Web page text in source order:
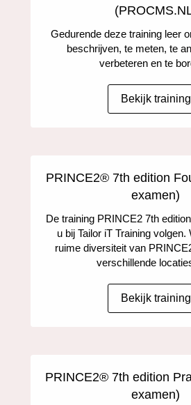
Gedurende deze training leer
beschrijven, te meten, te
verbeteren en te
Bekijk training
PRINCE2® 7th edition
examen)
De training PRINCE2 7th
u bij Tailor iT Training volgen.
ruime diversiteit van
verschillende
Bekijk training
PRINCE2® 7th edition
examen)